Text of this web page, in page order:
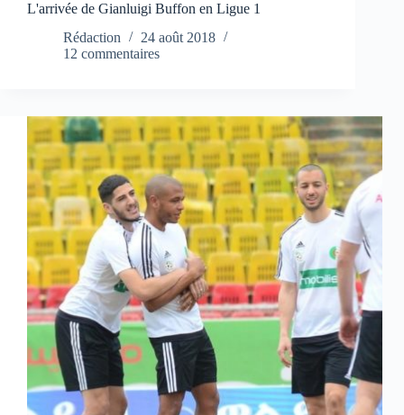
L'arrivée de Gianluigi Buffon en Ligue 1
Rédaction
24 août 2018
12 commentaires